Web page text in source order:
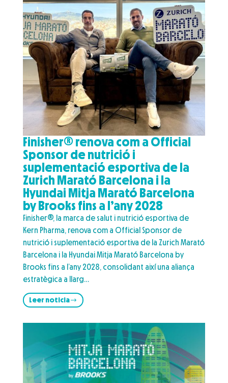
Finisher® renova com a Official
Sponsor de nutrició i
suplementació esportiva de la
Zurich Marató Barcelona i la
Hyundai Mitja Marató Barcelona
by Brooks fins a l’any 2028
Finisher®, la marca de salut i nutrició esportiva de
Kern Pharma, renova com a Official Sponsor de
nutrició i suplementació esportiva de la Zurich Marató
Barcelona i la Hyundai Mitja Marató Barcelona by
Brooks fins a l’any 2028, consolidant així una aliança
estratègica a llarg…
Leer noticia